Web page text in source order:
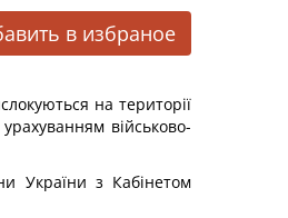
в избраное
на території
військово-
України з Кабінетом